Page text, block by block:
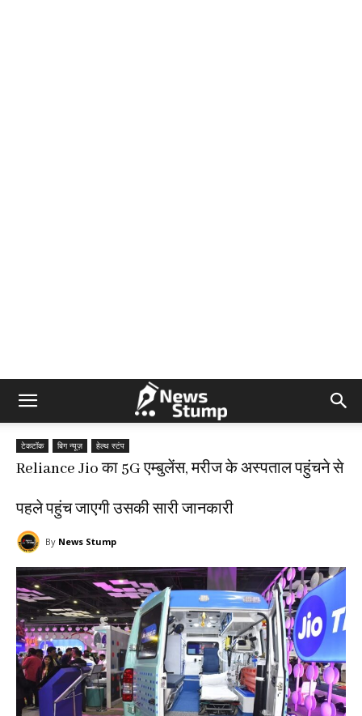
टेकटॉक बिग न्यूज़ हेल्थ स्टंप
Reliance Jio का 5G एम्बुलेंस, मरीज के अस्पताल पहुंचने से
पहले पहुंच जाएगी उसकी सारी जानकारी
By News Stump